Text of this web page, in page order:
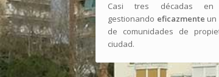
Casi tres décadas en
gestionando eficazmente un
de comunidades de
ciudad.